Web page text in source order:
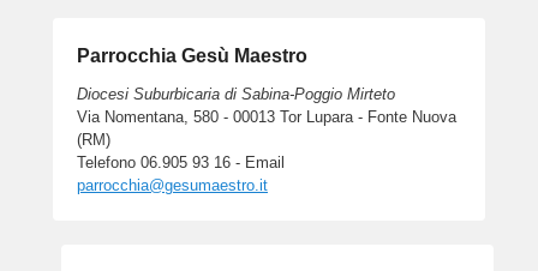
Parrocchia Gesù Maestro
Diocesi Suburbicaria di Sabina-Poggio Mirteto
Via Nomentana, 580 - 00013 Tor Lupara - Fonte Nuova
(RM)
Telefono 06.905 93 16 - Email
parrocchia@gesumaestro.it